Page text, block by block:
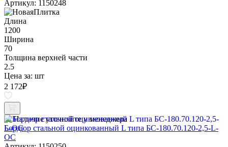
Артикул: 1150248
Длина
1200
Ширина
70
Толщина верхней части
2.5
Цена за: шт
2 172₽
Наличие уточняйте у менеджера
Бордюр стальной оцинкованный L типа БС-180.70.120-2,5-L-
ОС